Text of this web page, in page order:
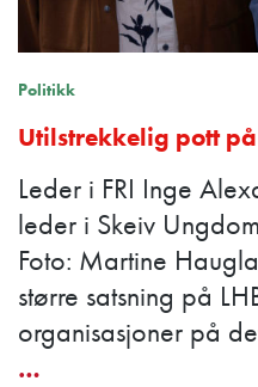
Politikk
Utilstrekkelig pott
Leder i FRI Inge
leder i Skeiv
Foto: Martine
større satsning på
organisasjoner på
…